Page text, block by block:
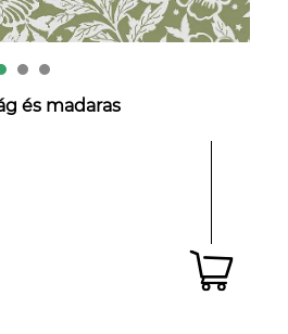
és madaras